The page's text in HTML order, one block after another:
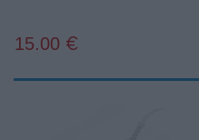
15.00 €